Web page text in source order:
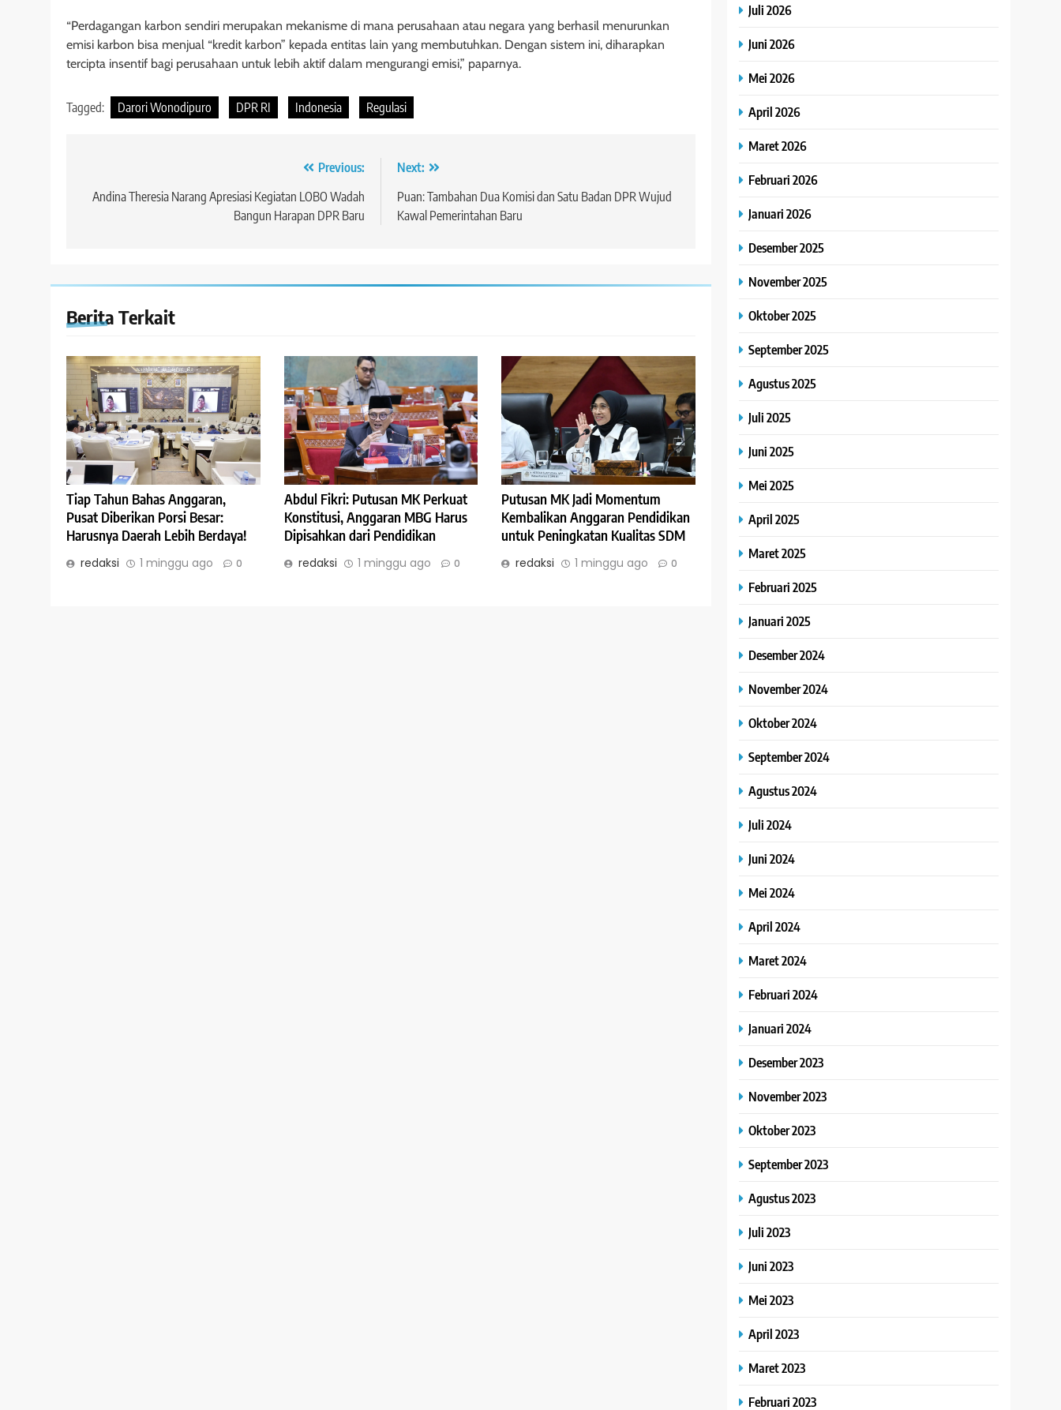
“Perdagangan karbon sendiri merupakan mekanisme di mana perusahaan atau negara yang berhasil menurunkan
emisi karbon bisa menjual “kredit karbon” kepada entitas lain yang membutuhkan. Dengan sistem ini, diharapkan
tercipta insentif bagi perusahaan untuk lebih aktif dalam mengurangi emisi,” paparnya.
Tagged: Darori Wonodipuro DPR RI Indonesia Regulasi
pos
Previous:
Andina Theresia Narang Apresiasi Kegiatan LOBO Wadah
Bangun Harapan DPR Baru
Next:
Puan: Tambahan Dua Komisi dan Satu Badan DPR Wujud
Kawal Pemerintahan Baru
Berita Terkait
Tiap Tahun Bahas Anggaran,
Pusat Diberikan Porsi Besar:
Harusnya Daerah Lebih Berdaya!
redaksi 1 minggu ago 0
Abdul Fikri: Putusan MK Perkuat
Konstitusi, Anggaran MBG Harus
Dipisahkan dari Pendidikan
redaksi 1 minggu ago 0
Putusan MK Jadi Momentum
Kembalikan Anggaran Pendidikan
untuk Peningkatan Kualitas SDM
redaksi 1 minggu ago 0
Juli 2026
Juni 2026
Mei 2026
April 2026
Maret 2026
Februari 2026
Januari 2026
Desember 2025
November 2025
Oktober 2025
September 2025
Agustus 2025
Juli 2025
Juni 2025
Mei 2025
April 2025
Maret 2025
Februari 2025
Januari 2025
Desember 2024
November 2024
Oktober 2024
September 2024
Agustus 2024
Juli 2024
Juni 2024
Mei 2024
April 2024
Maret 2024
Februari 2024
Januari 2024
Desember 2023
November 2023
Oktober 2023
September 2023
Agustus 2023
Juli 2023
Juni 2023
Mei 2023
April 2023
Maret 2023
Februari 2023